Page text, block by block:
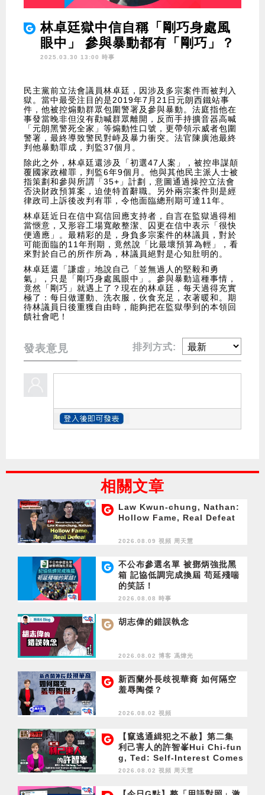
林卓廷獄中信自稱「剛巧身處風
眼中」 參與暴動都有「剛巧」？
2025.03.30 13:00 時事
民主黨前立法會議員林卓廷，因涉及多宗案件而被判入
獄。當中最受注目的是2019年7月21日元朗西鐵站事
件，他被控煽動群眾包圍警署及參與暴動。法庭指他在
事發當晚非但沒有勸喊群眾離開，反而手持擴音器高喊
「元朗黑警死全家」等煽動性口號，更帶領示威者包圍
警署，最終導致警民對峙及暴力衝突。法官陳廣池最終
判他暴動罪成，判監37個月。
除此之外，林卓廷還涉及「初選47人案」，被控串謀顛
覆國家政權罪，判監6年9個月。他與其他民主派人士被
指策劃和參與所謂「35+」計劃，意圖通過操控立法會
否決財政預算案，迫使特首辭職。另外兩宗案件則是經
律政司上訴後改判有罪，令他面臨總刑期可達11年。
林卓廷近日在信中寫信回應支持者，自言在監獄過得相
當愜意，又形容工場寬敞整潔、囚更在信中表示「很快
便適應」。最精彩的是，身負多宗案件的林議員，對於
可能面臨的11年刑期，竟然說「比最壞預算為輕」，看
來對於自己的所作所為，林議員絕對是心知肚明的。
林卓廷還「謙虛」地說自己「並無過人的堅毅和勇
氣」，只是「剛巧身處風眼中」。參與暴動這種事情，
竟然「剛巧」就遇上了？現在的林卓廷，每天過得充實
極了：每日做運動、洗衣服，伙食充足，衣著暖和。期
待林議員日後重獲自由時，能夠把在監獄學到的本領回
饋社會吧！
發表意見 排列方式:
相關文章
Law Kwun-chung, Nathan:
Hollow Fame, Real Defeat
2026.08.09 視頻 周天慧
不公布參選名單 被鄧炳強批黑
箱 記協低調完成換屆 苟延殘喘
的笑話！
2026.08.08 時事
胡志偉的錯誤執念
2026.08.02 博客 馮煒光
新西蘭外長歧視華裔 如何隔空
羞辱陶傑？
2026.08.02 視頻
【竄逃通緝犯之不赦】第二集
利己害人的許智峯Hui Chi-fun
g, Ted: Self-Interest Comes
at Others' Expense
2026.08.02 視頻 周天慧